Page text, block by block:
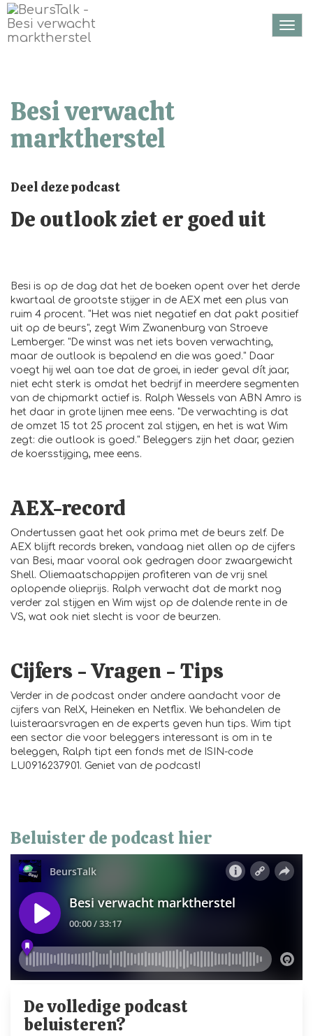
Besi verwacht
marktherstel
Deel deze podcast
De outlook ziet er goed uit
Besi is op de dag dat het de boeken opent over het derde
kwartaal de grootste stijger in de AEX met een plus van
ruim 4 procent. "Het was niet negatief en dat pakt positief
uit op de beurs", zegt Wim Zwanenburg van Stroeve
Lemberger. "De winst was net iets boven verwachting,
maar de outlook is bepalend en die was goed." Daar
voegt hij wel aan toe dat de groei, in ieder geval dít jaar,
niet echt sterk is omdat het bedrijf in meerdere segmenten
van de chipmarkt actief is. Ralph Wessels van ABN Amro is
het daar in grote lijnen mee eens. "De verwachting is dat
de omzet 15 tot 25 procent zal stijgen, en het is wat Wim
zegt: die outlook is goed." Beleggers zijn het daar, gezien
de koersstijging, mee eens.
AEX-record
Ondertussen gaat het ook prima met de beurs zelf. De
AEX blijft records breken, vandaag niet allen op de cijfers
van Besi, maar vooral ook gedragen door zwaargewicht
Shell. Oliemaatschappijen profiteren van de vrij snel
oplopende olieprijs. Ralph verwacht dat de markt nog
verder zal stijgen en Wim wijst op de dalende rente in de
VS, wat ook niet slecht is voor de beurzen.
Cijfers - Vragen - Tips
Verder in de podcast onder andere aandacht voor de
cijfers van RelX, Heineken en Netflix. We behandelen de
luisteraarsvragen en de experts geven hun tips. Wim tipt
een sector die voor beleggers interessant is om in te
beleggen, Ralph tipt een fonds met de ISIN-code
LU0916237901. Geniet van de podcast!
Beluister de podcast hier
De volledige podcast
beluisteren?